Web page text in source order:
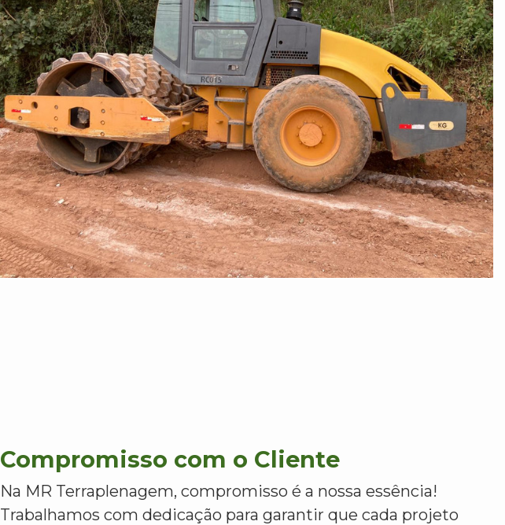
Compromisso com o Cliente
Na MR Terraplenagem, compromisso é a nossa essência!
Trabalhamos com dedicação para garantir que cada projeto